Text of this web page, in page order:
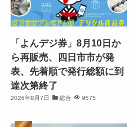
「よんデジ券」8月10日か
ら再販売、四日市市が発
表、先着順で発行総額に到
達次第終了
2026年8月7日 総合 9575